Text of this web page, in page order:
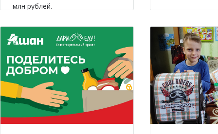
млн рублей.